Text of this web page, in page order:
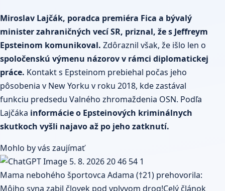
Miroslav Lajčák, poradca premiéra Fica a bývalý
minister zahraničných vecí SR, priznal, že s Jeffreym
Epsteinom komunikoval. Zdôraznil však, že išlo len o
spoločenskú výmenu názorov v rámci diplomatickej
práce. Kontakt s Epsteinom prebiehal počas jeho
pôsobenia v New Yorku v roku 2018, kde zastával
funkciu predsedu Valného zhromaždenia OSN. Podľa
Lajčáka informácie o Epsteinových kriminálnych
skutkoch vyšli najavo až po jeho zatknutí.
Mohlo by vás zaujímať
Mama nebohého športovca Adama (†21) prehovorila:
Môjho syna zabil človek pod vplyvom drog!Celý článok